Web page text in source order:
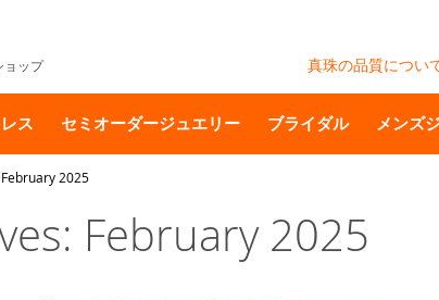
ョップ 真珠の品質につい
ス セミオーダージュエリー ブライダル メンズ
2025
February 2025